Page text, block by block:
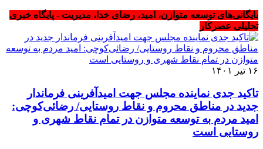
بایگانی‌های توسعه متوازن، امید، رضای خدا، مدیریت - پایگاه خبری
تحلیلی عصرکار
۱۶ تیر ۱۴۰۱
تاکید جدی نماینده مجلس جهت امیدآفرینی فرماندار
جدید در مناطق محروم و نقاط روستایی/ رضائی‌کوچی:
امید مردم به توسعه متوازن در تمام نقاط شهری و
روستایی است